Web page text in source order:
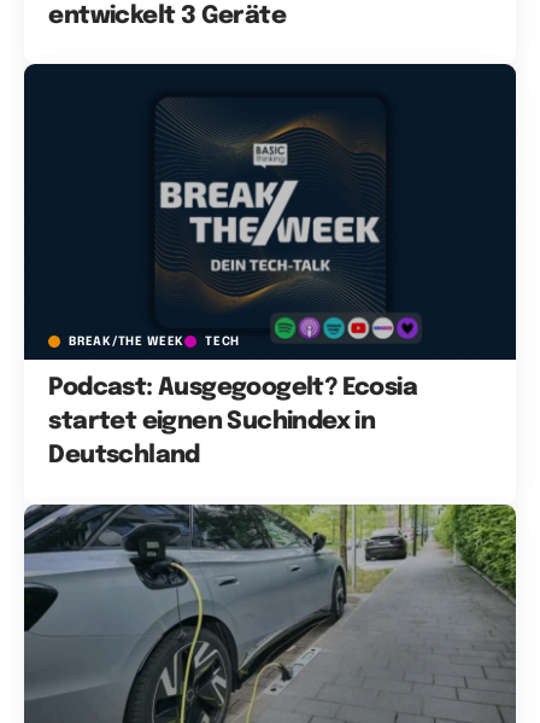
entwickelt 3 Geräte
BREAK/THE WEEK TECH
Podcast: Ausgegoogelt? Ecosia
startet eignen Suchindex in
Deutschland